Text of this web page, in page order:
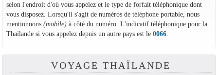
selon l'endroit d'où vous appelez et le type de forfait téléphonique dont
vous disposez. Lorsqu'il s'agit de numéros de téléphone portable, nous
mentionnons (mobile)à côté du numéro. L'indicatif téléphonique pour la
Thaïlande si vous appelez depuis un autre pays est le 0066.
VOYAGE THAÏLANDE